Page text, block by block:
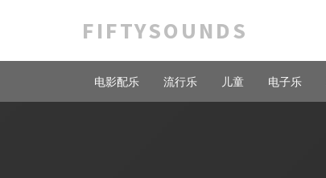
FIFTYSOUNDS
电影配乐 流行乐 儿童 电子乐